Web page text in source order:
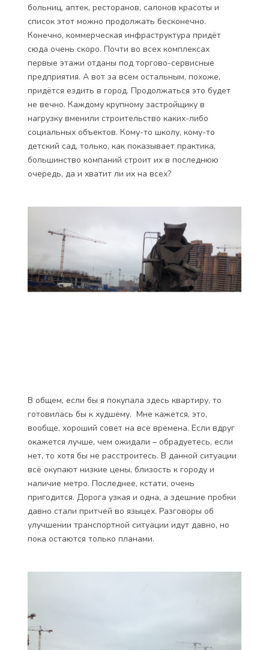
больниц, аптек, ресторанов, салонов красоты и
список этот можно продолжать бесконечно.
Конечно, коммерческая инфраструктура придёт
сюда очень скоро. Почти во всех комплексах
первые этажи отданы под торгово-сервисные
предприятия. А вот за всем остальным, похоже,
придётся ездить в город. Продолжаться это будет
не вечно. Каждому крупному застройщику в
нагрузку вменили строительство каких-либо
социальных объектов. Кому-то школу, кому-то
детский сад, только, как показывает практика,
большинство компаний строит их в последнюю
очередь, да и хватит ли их на всех?
В общем, если бы я покупала здесь квартиру, то
готовилась бы к худшему. Мне кажется, это,
вообще, хороший совет на все времена. Если вдруг
окажется лучше, чем ожидали – обрадуетесь, если
нет, то хотя бы не расстроитесь. В данной ситуации
всё окупают низкие цены, близость к городу и
наличие метро. Последнее, кстати, очень
пригодится. Дорога узкая и одна, а здешние пробки
давно стали притчей во языцех. Разговоры об
улучшении транспортной ситуации идут давно, но
пока остаются только планами.